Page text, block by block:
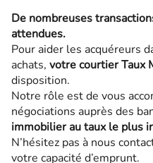
De nombreuses
attendues.
Pour aider les acquéreurs
achats, votre courtier Taux
disposition.
Notre rôle est de vous
négociations auprès des
immobilier au taux le plus
N’hésitez pas à nous
votre capacité d’emprunt.